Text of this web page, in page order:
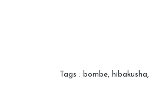
Tags : bombe, hibakusha,